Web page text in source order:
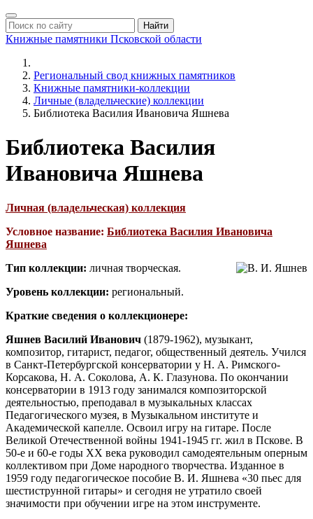
Найти
Книжные памятники Псковской области
Региональный свод книжных памятников
Книжные памятники-коллекции
Личные (владельческие) коллекции
Библиотека Василия Ивановича Яшнева
Библиотека Василия
Ивановича Яшнева
Личная (владельческая) коллекция
Условное название: Библиотека Василия Ивановича
Яшнева
Тип коллекции: личная творческая.
Уровень коллекции: региональный.
Краткие сведения о коллекционере:
Яшнев Василий Иванович (1879-1962), музыкант,
композитор, гитарист, педагог, общественный деятель. Учился
в Санкт-Петербургской консерватории у Н. А. Римского-
Корсакова, Н. А. Соколова, А. К. Глазунова. По окончании
консерватории в 1913 году занимался композиторской
деятельностью, преподавал в музыкальных классах
Педагогического музея, в Музыкальном институте и
Академической капелле. Освоил игру на гитаре. После
Великой Отечественной войны 1941-1945 гг. жил в Пскове. В
50-е и 60-е годы XX века руководил самодеятельным оперным
коллективом при Доме народного творчества. Изданное в
1959 году педагогическое пособие В. И. Яшнева «30 пьес для
шестиструнной гитары» и сегодня не утратило своей
значимости при обучении игре на этом инструменте.